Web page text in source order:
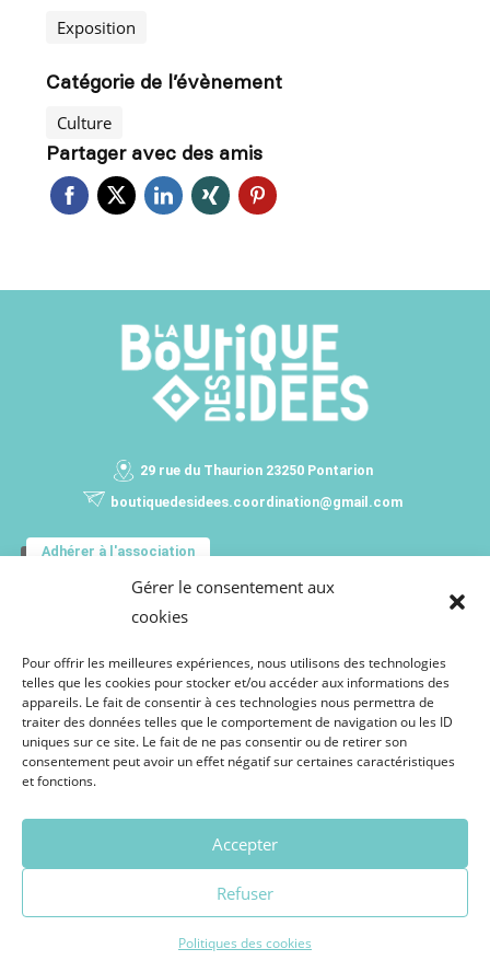
Gérer le consentement aux
cookies
Pour offrir les meilleures expériences, nous utilisons des technologies
telles que les cookies pour stocker et/ou accéder aux informations des
appareils. Le fait de consentir à ces technologies nous permettra de
traiter des données telles que le comportement de navigation ou les ID
uniques sur ce site. Le fait de ne pas consentir ou de retirer son
consentement peut avoir un effet négatif sur certaines caractéristiques
et fonctions.
Accepter
Refuser
Politiques des cookies
Exposition
Catégorie de l’évènement
Culture
Partager avec des amis
29 rue du Thaurion 23250 Pontarion
boutiquedesidees.coordination@gmail.com
Adhérer à l'association
VOUS SOUHAITEZ RECEVOIR TOUTES LES
INFORMATIONS DE LA BOUTIQUE DES IDÉES ?
Inscrivez-vous pour recevoir notre programmation !
La Boutique des Idées 2026 -Mentions légales